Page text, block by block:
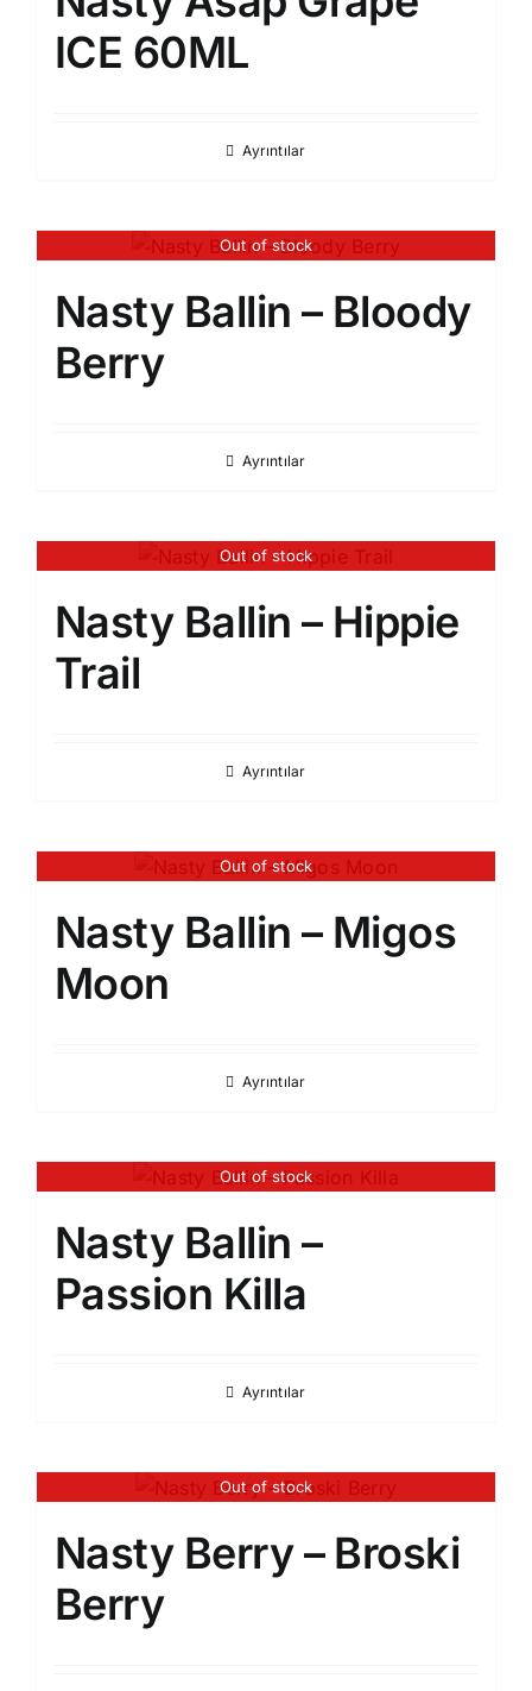
ICE 60ML
Ayrıntılar
Out of stock
Nasty Ballin – Bloody
Berry
Ayrıntılar
Out of stock
Nasty Ballin – Hippie
Trail
Ayrıntılar
Out of stock
Nasty Ballin – Migos
Moon
Ayrıntılar
Out of stock
Nasty Ballin –
Passion Killa
Ayrıntılar
Out of stock
Nasty Berry – Broski
Berry